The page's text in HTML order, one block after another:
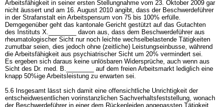
Arbeitsfähigkeit in seiner ersten Stellungnahme vom 23. Oktober 2009 gar
nicht äussert und am 16. August 2010 angibt, dass der Beschwerdeführer
in der Strafanstalt ein Arbeitspensum von 75 bis 100% erfülle.
Demgegenüber geht das kantonale Gericht gestützt auf das Gutachten
des Instituts X.________ davon aus, dass dem Beschwerdeführer aus
rheumatologischer Sicht nur noch leichte wechselbelastende Tätigkeiten
zumutbar seien, dies jedoch ohne (zeitliche) Leistungseinbusse, während
die Arbeitsfähigkeit aus psychiatrischer Sicht um 20% vermindert sei.
Es ergeben sich daraus keine unlösbaren Widersprüche, auch wenn aus
Sicht des Dr. med. B.________ auf dem freien Arbeitsmarkt lediglich eine
knapp 50%ige Arbeitsleistung zu erwarten sei.
5.6 Insgesamt lässt sich damit eine offensichtliche Unrichtigkeit der
entscheidwesentlichen vorinstanzlichen Sachverhaltsfeststellung, wonach
der Beschwerdeführer in einer dem Rückenleiden angepassten Tätigkeit